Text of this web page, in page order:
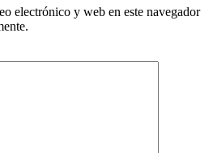
electrónico y web en este navegador